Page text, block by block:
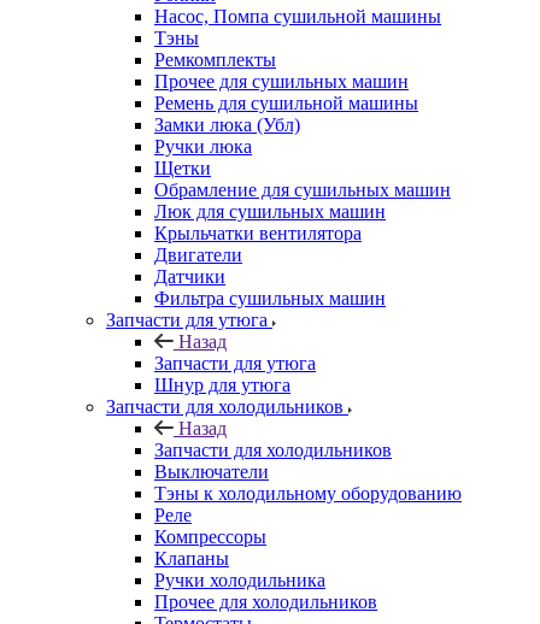
Насос, Помпа сушильной машины
Тэны
Ремкомплекты
Прочее для сушильных машин
Ремень для сушильной машины
Замки люка (Убл)
Ручки люка
Щетки
Обрамление для сушильных машин
Люк для сушильных машин
Крыльчатки вентилятора
Двигатели
Датчики
Фильтра сушильных машин
Запчасти для утюга
Назад
Запчасти для утюга
Шнур для утюга
Запчасти для холодильников
Назад
Запчасти для холодильников
Выключатели
Тэны к холодильному оборудованию
Реле
Компрессоры
Клапаны
Ручки холодильника
Прочее для холодильников